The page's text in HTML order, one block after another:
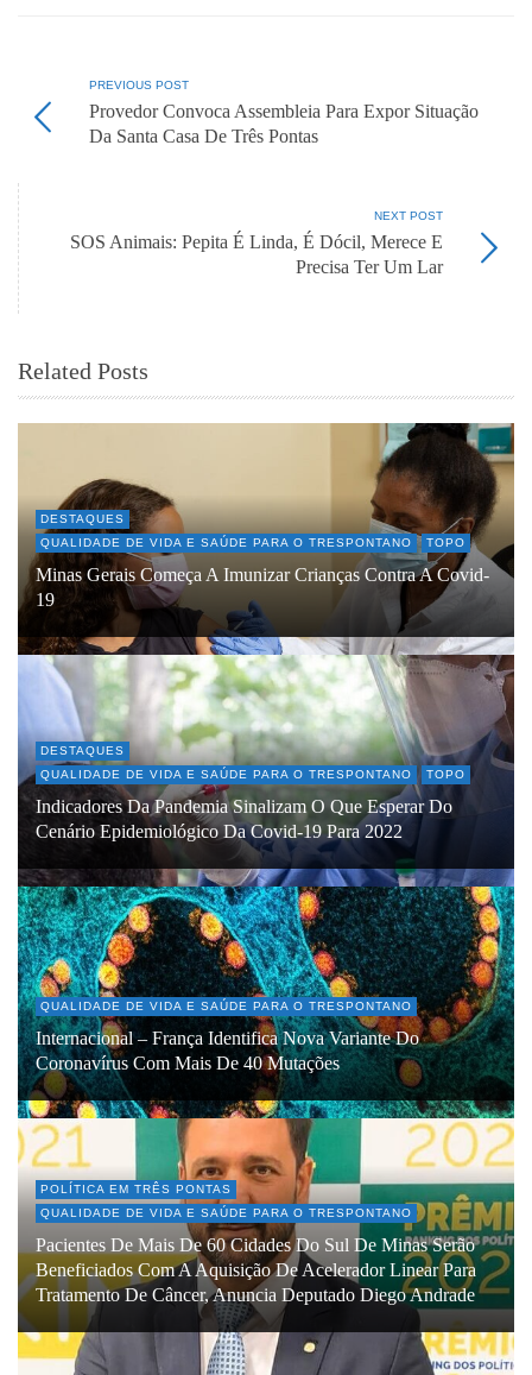
PREVIOUS POST
Provedor Convoca Assembleia Para Expor Situação
Da Santa Casa De Três Pontas
NEXT POST
SOS Animais: Pepita É Linda, É Dócil, Merece E
Precisa Ter Um Lar
Related Posts
DESTAQUES
QUALIDADE DE VIDA E SAÚDE PARA O TRESPONTANO
TOPO
Minas Gerais Começa A Imunizar Crianças Contra A Covid-
19
DESTAQUES
QUALIDADE DE VIDA E SAÚDE PARA O TRESPONTANO
TOPO
Indicadores Da Pandemia Sinalizam O Que Esperar Do
Cenário Epidemiológico Da Covid-19 Para 2022
QUALIDADE DE VIDA E SAÚDE PARA O TRESPONTANO
Internacional – França Identifica Nova Variante Do
Coronavírus Com Mais De 40 Mutações
POLÍTICA EM TRÊS PONTAS
QUALIDADE DE VIDA E SAÚDE PARA O TRESPONTANO
Pacientes De Mais De 60 Cidades Do Sul De Minas Serão
Beneficiados Com A Aquisição De Acelerador Linear Para
Tratamento De Câncer, Anuncia Deputado Diego Andrade